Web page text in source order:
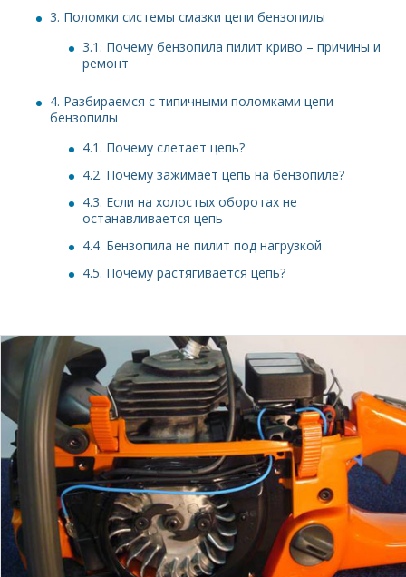
3. Поломки системы смазки цепи бензопилы
3.1. Почему бензопила пилит криво – причины и
ремонт
4. Разбираемся с типичными поломками цепи
бензопилы
4.1. Почему слетает цепь?
4.2. Почему зажимает цепь на бензопиле?
4.3. Если на холостых оборотах не
останавливается цепь
4.4. Бензопила не пилит под нагрузкой
4.5. Почему растягивается цепь?